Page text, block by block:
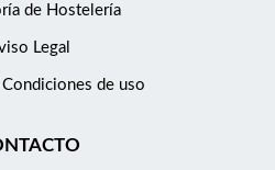
de Hostelería
Legal
de uso